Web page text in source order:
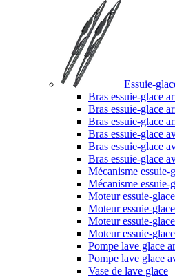
Essuie-
Bras essuie-glace
Bras essuie-glace
Bras essuie-glace
Bras essuie-glace
Bras essuie-glace
Bras essuie-glace
Mécanisme essuie-
Mécanisme essuie-
Moteur essuie-
Moteur essuie-
Moteur essuie-
Moteur essuie-
Pompe lave glace
Pompe lave glace
Vase de lave glace